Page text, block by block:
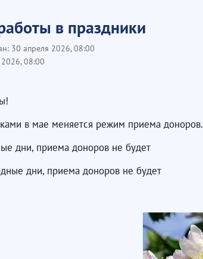
в праздники
30 апреля 2026, 08:00
08:00
в мае меняется режим приема доноров.
дни, приема доноров не будет
дни, приема доноров не будет